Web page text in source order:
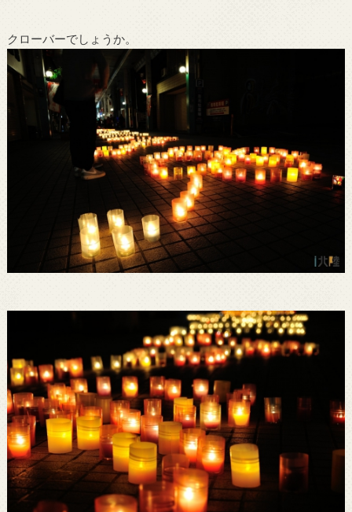
クローバーでしょうか。